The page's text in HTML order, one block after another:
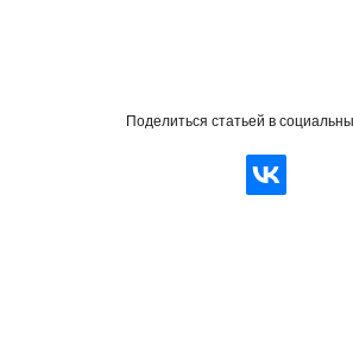
Поделиться статьей в